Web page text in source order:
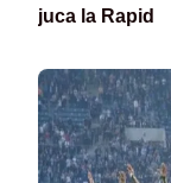
juca la Rapid